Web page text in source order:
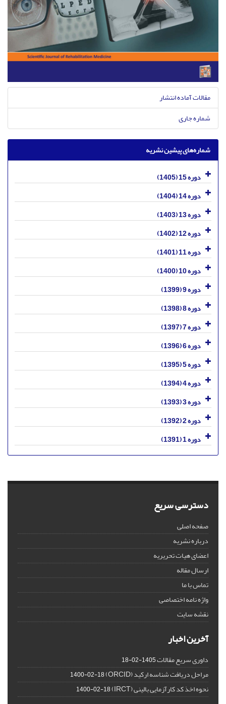
مقالات آماده انتشار
شماره جاری
شماره‌های پیشین نشریه
دوره 15 (1405)
دوره 14 (1404)
دوره 13 (1403)
دوره 12 (1402)
دوره 11 (1401)
دوره 10 (1400)
دوره 9 (1399)
دوره 8 (1398)
دوره 7 (1397)
دوره 6 (1396)
دوره 5 (1395)
دوره 4 (1394)
دوره 3 (1393)
دوره 2 (1392)
دوره 1 (1391)
دسترسی سریع
صفحه اصلی
درباره نشریه
اعضای هیات تحریریه
ارسال مقاله
تماس با ما
واژه نامه اختصاصی
نقشه سایت
آخرین اخبار
داوری سریع مقالات1405-02-18
مراحل دریافت شناسه ارکید (ORCID) 1400-02-18
نحوه اخذ کد کارآزمایی بالینی (IRCT) 1400-02-18